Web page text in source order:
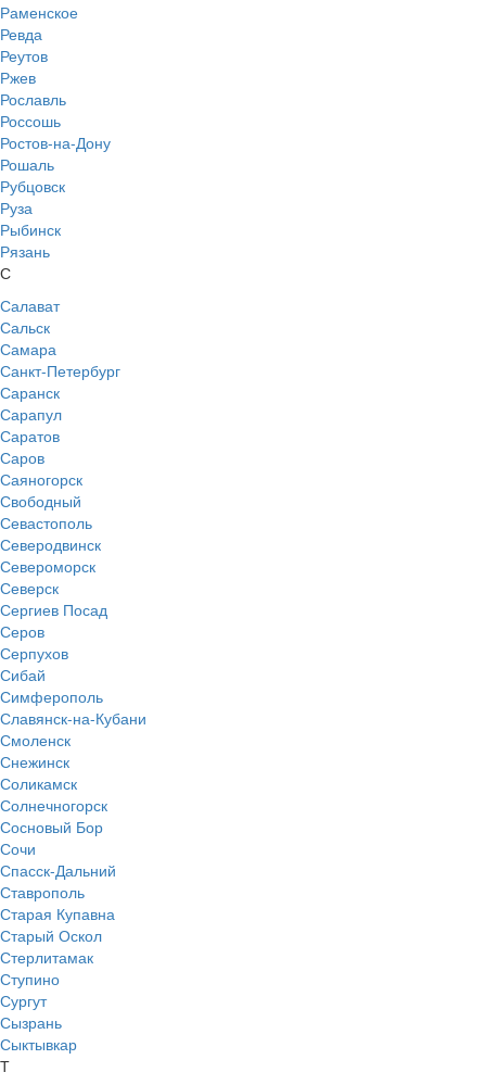
Раменское
Ревда
Реутов
Ржев
Рославль
Россошь
Ростов-на-Дону
Рошаль
Рубцовск
Руза
Рыбинск
Рязань
С
Салават
Сальск
Самара
Санкт-Петербург
Саранск
Сарапул
Саратов
Саров
Саяногорск
Свободный
Севастополь
Северодвинск
Североморск
Северск
Сергиев Посад
Серов
Серпухов
Сибай
Симферополь
Славянск-на-Кубани
Смоленск
Снежинск
Соликамск
Солнечногорск
Сосновый Бор
Сочи
Спасск-Дальний
Ставрополь
Старая Купавна
Старый Оскол
Стерлитамак
Ступино
Сургут
Сызрань
Сыктывкар
Т